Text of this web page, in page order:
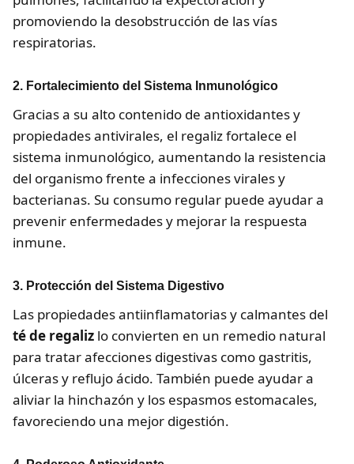
promoviendo la desobstrucción de las vías
respiratorias.
2. Fortalecimiento del Sistema Inmunológico
Gracias a su alto contenido de antioxidantes y
propiedades antivirales, el regaliz fortalece el
sistema inmunológico, aumentando la resistencia
del organismo frente a infecciones virales y
bacterianas. Su consumo regular puede ayudar a
prevenir enfermedades y mejorar la respuesta
inmune.
3. Protección del Sistema Digestivo
Las propiedades antiinflamatorias y calmantes del
té de regaliz lo convierten en un remedio natural
para tratar afecciones digestivas como gastritis,
úlceras y reflujo ácido. También puede ayudar a
aliviar la hinchazón y los espasmos estomacales,
favoreciendo una mejor digestión.